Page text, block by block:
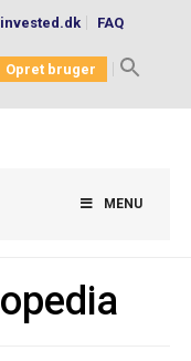
FAQ
Opret bruger
Search
MENU